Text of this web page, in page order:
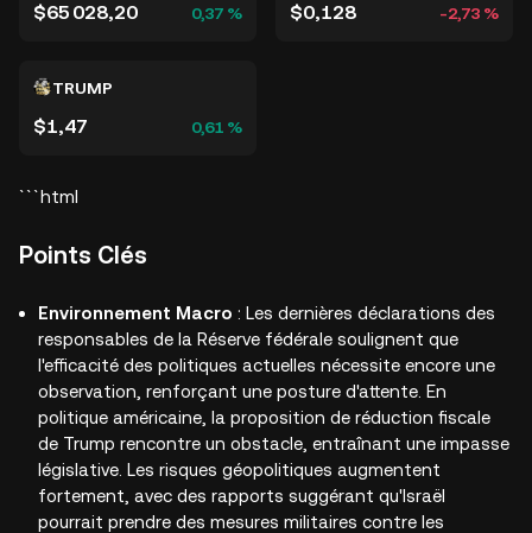
$65 028,20 0,37 % $0,128 -2,73 %
TRUMP
$1,47 0,61 %
```html
Points Clés
Environnement Macro : Les dernières déclarations des
responsables de la Réserve fédérale soulignent que
l'efficacité des politiques actuelles nécessite encore une
observation, renforçant une posture d'attente. En
politique américaine, la proposition de réduction fiscale
de Trump rencontre un obstacle, entraînant une impasse
législative. Les risques géopolitiques augmentent
fortement, avec des rapports suggérant qu'Israël
pourrait prendre des mesures militaires contre les